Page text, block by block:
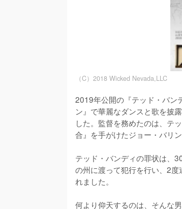
（C）2018 Wicked Nevada,LLC
2019年公開の『テッド・バン
ン』で華麗なダンスと歌を披
した。監督を務めたのは、テ
合』を手がけたジョー・バリン
テッド・バンディの罪状は、
の州に渡って犯行を行い、2
れました。
何より仰天するのは、そんな